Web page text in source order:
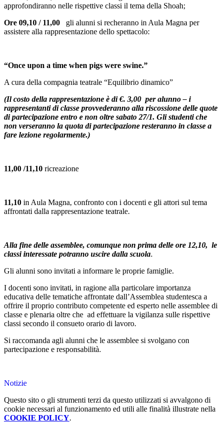
approfondiranno nelle rispettive classi il tema della Shoah;
Ore 09,10 / 11,00 gli alunni si recheranno in Aula Magna per
assistere alla rappresentazione dello spettacolo:
“Once upon a time when pigs were swine.”
A cura della compagnia teatrale “Equilibrio dinamico”
(Il costo della rappresentazione è di €. 3,00 per alunno – i
rappresentanti di classe provvederanno alla riscossione delle quote
di partecipazione entro e non oltre sabato 27/1. Gli studenti che
non verseranno la quota di partecipazione resteranno in classe a
fare lezione regolarmente.)
11,00 /11,10 ricreazione
11,10 in Aula Magna, confronto con i docenti e gli attori sul tema
affrontati dalla rappresentazione teatrale.
Alla fine delle assemblee, comunque non prima delle ore 12,10, le
classi interessate potranno uscire dalla scuola.
Gli alunni sono invitati a informare le proprie famiglie.
I docenti sono invitati, in ragione alla particolare importanza
educativa delle tematiche affrontate dall’Assemblea studentesca a
offrire il proprio contributo competente ed esperto nelle assemblee di
classe e plenaria oltre che ad effettuare la vigilanza sulle rispettive
classi secondo il consueto orario di lavoro.
Si raccomanda agli alunni che le assemblee si svolgano con
partecipazione e responsabilità.
Notizie
Questo sito o gli strumenti terzi da questo utilizzati si avvalgono di
cookie necessari al funzionamento ed utili alle finalità illustrate nella
COOKIE POLICY.